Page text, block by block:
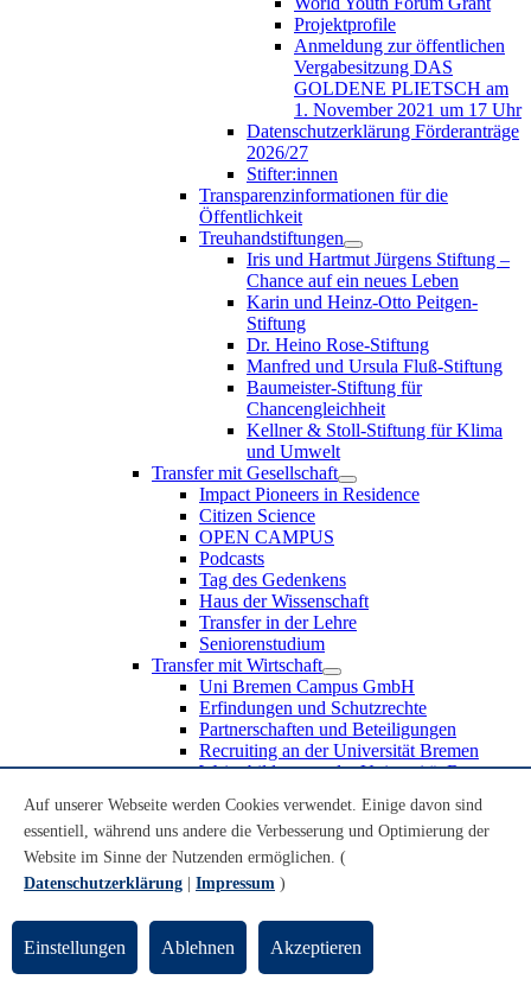
Projektprofile
Anmeldung zur öffentlichen
Vergabesitzung DAS
GOLDENE PLIETSCH am
1. November 2021 um 17 Uhr
Datenschutzerklärung Förderanträge
2026/27
Stifter:innen
Transparenzinformationen für die
Öffentlichkeit
Treuhandstiftungen
Iris und Hartmut Jürgens Stiftung –
Chance auf ein neues Leben
Karin und Heinz-Otto Peitgen-
Stiftung
Dr. Heino Rose-Stiftung
Manfred und Ursula Fluß-Stiftung
Baumeister-Stiftung für
Chancengleichheit
Kellner & Stoll-Stiftung für Klima
und Umwelt
Transfer mit Gesellschaft
Impact Pioneers in Residence
Citizen Science
OPEN CAMPUS
Podcasts
Tag des Gedenkens
Haus der Wissenschaft
Transfer in der Lehre
Seniorenstudium
Transfer mit Wirtschaft
Uni Bremen Campus GmbH
Erfindungen und Schutzrechte
Partnerschaften und Beteiligungen
Recruiting an der Universität Bremen
Weiterbildung an der Universität Bremen
Schülerinnen und Schüler
MINT-Schnupperstudium
Schulklassen
Lehrkräfte
UniTransfer - Servicestelle für Transferaktivitäten
Transfermagazin der Universität Bremen
Auf unserer Webseite werden Cookies verwendet. Einige davon sind
essentiell, während uns andere die Verbesserung und Optimierung der
Website im Sinne der Nutzenden ermöglichen. (
Datenschutzerklärung
Impressum )
Einstellungen Ablehnen Akzeptieren